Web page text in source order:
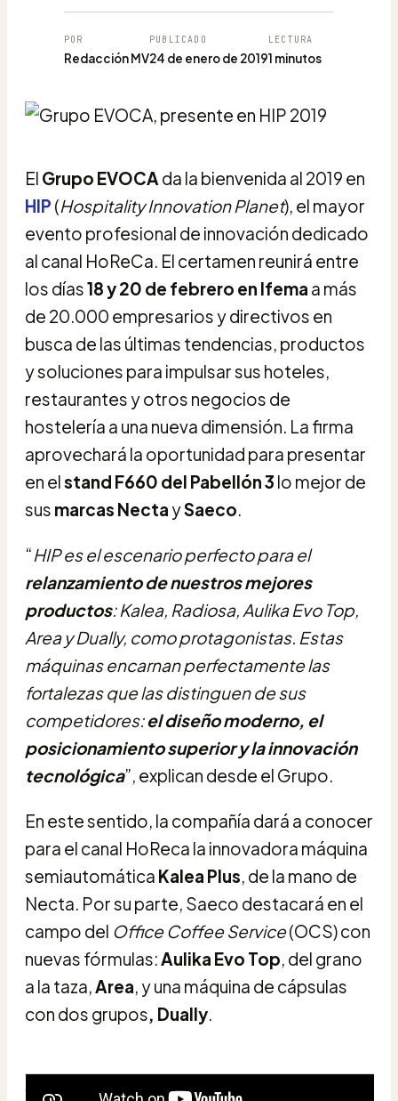
POR
Redacción MV
PUBLICADO
24 de enero de 2019
LECTURA
1 minutos
El Grupo EVOCA da la bienvenida al 2019 en
HIP (Hospitality Innovation Planet), el mayor
evento profesional de innovación dedicado
al canal HoReCa. El certamen reunirá entre
los días18 y 20 de febrero en Ifema a más
de 20.000 empresarios y directivos en
busca de las últimas tendencias, productos
y soluciones para impulsar sus hoteles,
restaurantes y otros negocios de
hostelería a una nueva dimensión. La firma
aprovechará la oportunidad para presentar
en elstand F660 del Pabellón 3 lo mejor de
sus marcas Necta ySaeco.
“HIP es el escenario perfecto para el
relanzamiento de nuestros mejores
productos: Kalea, Radiosa, Aulika Evo Top,
Area y Dually, como protagonistas. Estas
máquinas encarnan perfectamente las
fortalezas que las distinguen de sus
competidores:el diseño moderno, el
posicionamiento superior y la innovación
tecnológica”, explican desde el Grupo.
En este sentido, la compañía dará a conocer
para el canal HoReca la innovadora máquina
semiautomática Kalea Plus, de la mano de
Necta. Por su parte, Saeco destacará en el
campo del Office Coffee Service(OCS) con
nuevas fórmulas:Aulika Evo Top, del grano
a la taza,Area, y una máquina de cápsulas
con dos grupos, Dually.